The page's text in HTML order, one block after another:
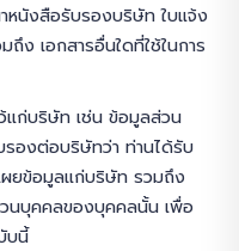
หนังสือรับรองบริษัท ใบแจ้ง
ง เอกสารอื่นใดที่ใช้ในการ
แก่บริษัท เช่น ข้อมูลส่วน
องต่อบริษัทว่า ท่านได้รับ
ผยข้อมูลแก่บริษัท รวมถึง
นบุคคลของบุคคลนั้น เพื่อ
บนี้